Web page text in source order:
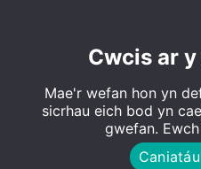
Cwcis ar
Mae'r wefan hon yn
sicrhau eich bod yn
gwefan.